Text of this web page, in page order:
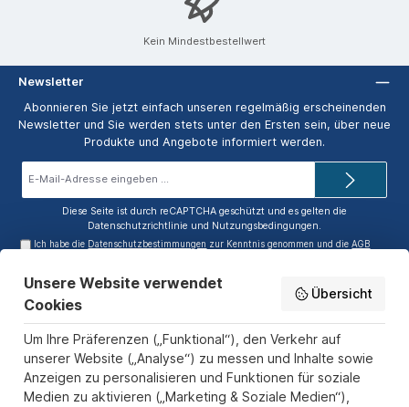
Kein Mindestbestellwert
Newsletter
Abonnieren Sie jetzt einfach unseren regelmäßig erscheinenden
Newsletter und Sie werden stets unter den Ersten sein, über neue
Produkte und Angebote informiert werden.
Diese Seite ist durch reCAPTCHA geschützt und es gelten die
Datenschutzrichtlinie und Nutzungsbedingungen.
Ich habe die Datenschutzbestimmungen zur Kenntnis genommen und dieAGB
Service-Hotline
Informationen
Zahlungs- und Versandarten
Sicher Einkaufen
Unsere Website verwendet
Cookies
Übersicht
Um Ihre Präferenzen („Funktional“), den Verkehr auf
unserer Website („Analyse“) zu messen und Inhalte sowie
Anzeigen zu personalisieren und Funktionen für soziale
Medien zu aktivieren („Marketing & Soziale Medien“),